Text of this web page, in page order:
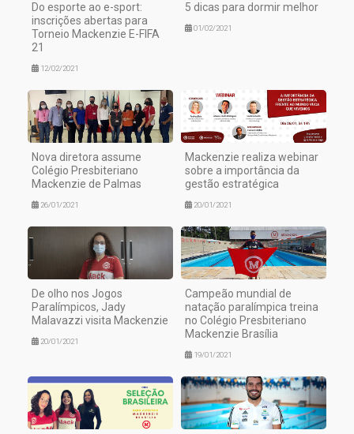
Do esporte ao e-sport:
inscrições abertas para
Torneio Mackenzie E-FIFA
21
12/02/2021
5 dicas para dormir melhor
01/02/2021
Nova diretora assume
Colégio Presbiteriano
Mackenzie de Palmas
26/01/2021
Mackenzie realiza webinar
sobre a importância da
gestão estratégica
20/01/2021
De olho nos Jogos
Paralímpicos, Jady
Malavazzi visita Mackenzie
20/01/2021
Campeão mundial de
natação paralímpica treina
no Colégio Presbiteriano
Mackenzie Brasília
19/01/2021